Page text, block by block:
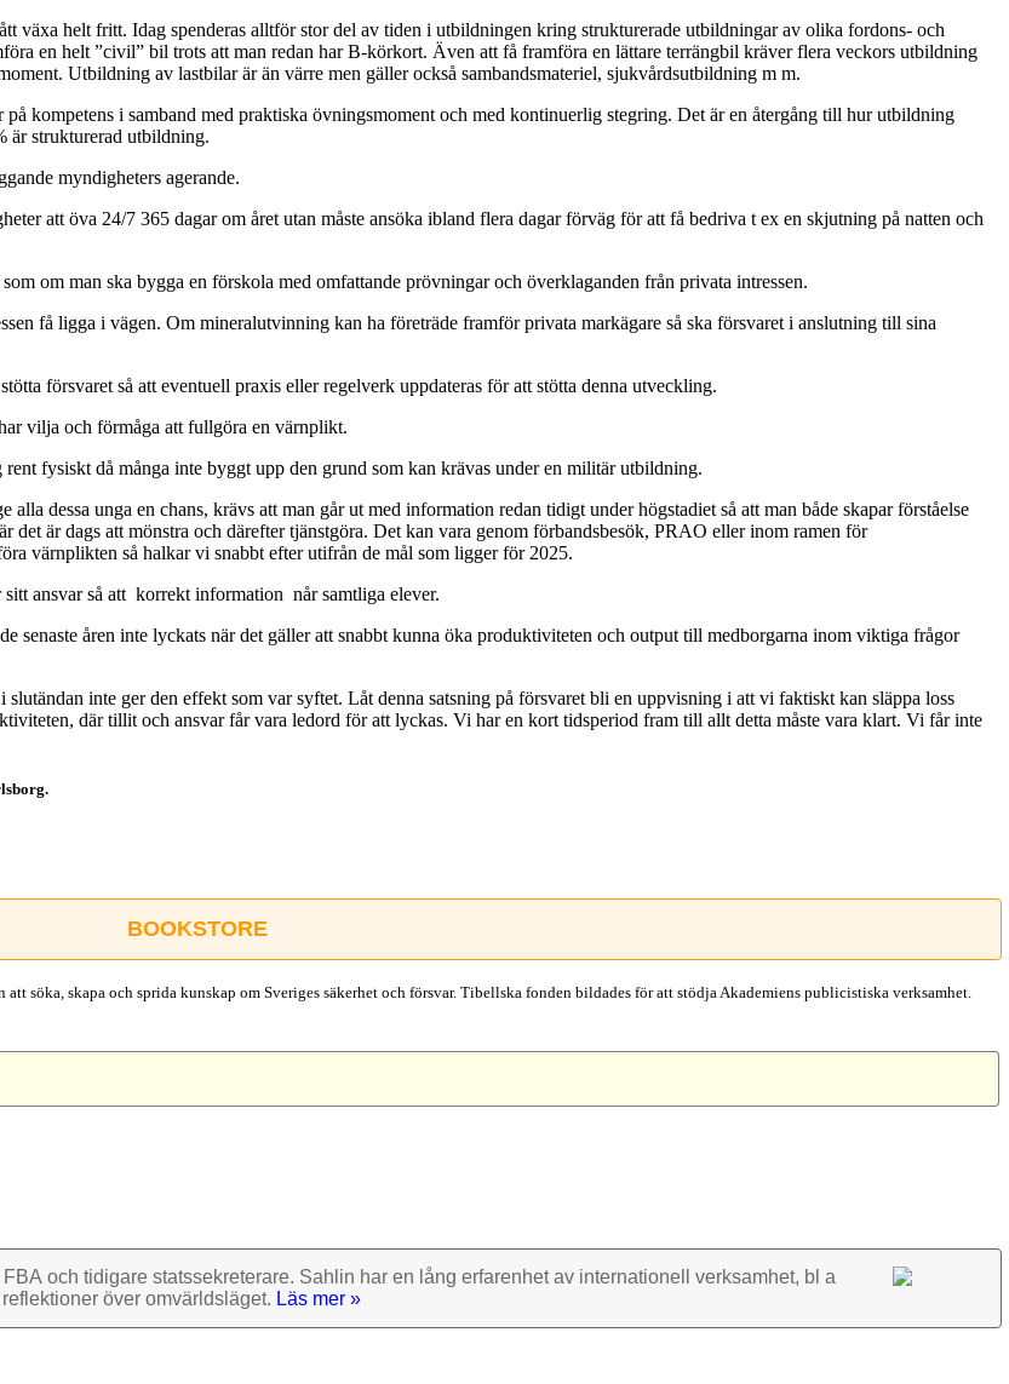
växa helt fritt. Idag spenderas alltför stor del av tiden i utbildningen kring strukturerade utbildningar av olika fordons- och
en helt ”civil” bil trots att man redan har B-körkort. Även att få framföra en lättare terrängbil kräver flera veckors utbildning
Utbildning av lastbilar är än värre men gäller också sambandsmateriel, sjukvårdsutbildning m m.
kompetens i samband med praktiska övningsmoment och med kontinuerlig stegring. Det är en återgång till hur utbildning
är strukturerad utbildning.
myndigheters agerande.
att öva 24/7 365 dagar om året utan måste ansöka ibland flera dagar förväg för att få bedriva t ex en skjutning på natten och
om man ska bygga en förskola med omfattande prövningar och överklaganden från privata intressen.
få ligga i vägen. Om mineralutvinning kan ha företräde framför privata markägare så ska försvaret i anslutning till sina
försvaret så att eventuell praxis eller regelverk uppdateras för att stötta denna utveckling.
vilja och förmåga att fullgöra en värnplikt.
fysiskt då många inte byggt upp den grund som kan krävas under en militär utbildning.
dessa unga en chans, krävs att man går ut med information redan tidigt under högstadiet så att man både skapar förståelse
är dags att mönstra och därefter tjänstgöra. Det kan vara genom förbandsbesök, PRAO eller inom ramen för
värnplikten så halkar vi snabbt efter utifrån de mål som ligger för 2025.
ansvar så att korrekt information når samtliga elever.
senaste åren inte lyckats när det gäller att snabbt kunna öka produktiviteten och output till medborgarna inom viktiga frågor
inte ger den effekt som var syftet. Låt denna satsning på försvaret bli en uppvisning i att vi faktiskt kan släppa loss
där tillit och ansvar får vara ledord för att lyckas. Vi har en kort tidsperiod fram till allt detta måste vara klart. Vi får inte
BOOKSTORE
söka, skapa och sprida kunskap om Sveriges säkerhet och försvar. Tibellska fonden bildades för att stödja Akademiens publicistiska verksamhet.
och tidigare stats­sekre­terare. Sahlin har en lång erfarenhet av inter­nationell verk­samhet, bl a
över omvärlds­läget. Läs mer »